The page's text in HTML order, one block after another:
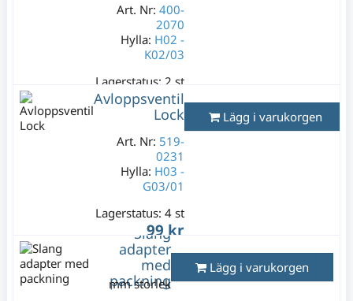
Art. Nr: 400-
2070
Hylla: H02 -
K02/03
Lagerstatus: 2 st
299 kr
Varav moms: 59,80
Avloppsventil
Lock
Art. Nr: 519-
0231
Hylla: H03 -
G03/01
Lagerstatus: 4 st
99 kr
Varav moms:19,80
kr
Lägg i varukorgen
Slang
adapter
med
packning
mm storlek
Lägg i varukorgen